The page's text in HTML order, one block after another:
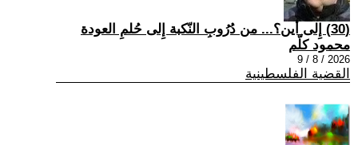
(30) إِلى أين؟... من دُرُوبِ النّكبة إِلى حُلمِ العودة
محمود كلّم
2026 / 8 / 9
القضية الفلسطينية